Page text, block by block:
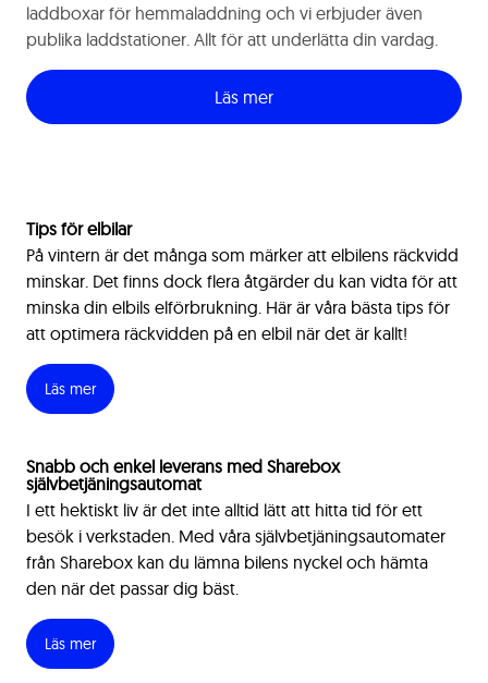
laddboxar för hemmaladdning och vi erbjuder även
publika laddstationer. Allt för att underlätta din vardag.
Läs mer
Tips för elbilar
På vintern är det många som märker att elbilens räckvidd
minskar. Det finns dock flera åtgärder du kan vidta för att
minska din elbils elförbrukning. Här är våra bästa tips för
att optimera räckvidden på en elbil när det är kallt!
Läs mer
Snabb och enkel leverans med Sharebox
självbetjäningsautomat
I ett hektiskt liv är det inte alltid lätt att hitta tid för ett
besök i verkstaden. Med våra självbetjäningsautomater
från Sharebox kan du lämna bilens nyckel och hämta
den när det passar dig bäst.
Läs mer